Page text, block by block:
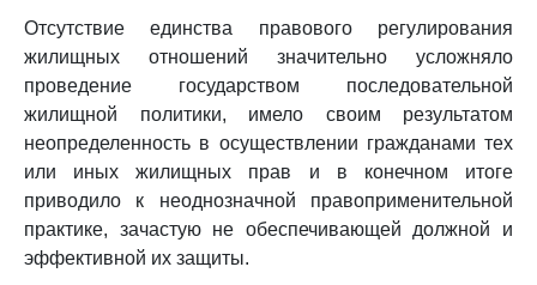
Отсутствие единства правового регулирования
жилищных отношений значительно усложняло
проведение государством последовательной
жилищной политики, имело своим результатом
неопределенность в осуществлении гражданами тех
или иных жилищных прав и в конечном итоге
приводило к неоднозначной правоприменительной
практике, зачастую не обеспечивающей должной и
эффективной их защиты.